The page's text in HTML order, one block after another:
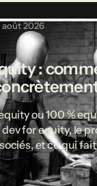
août 2026
:
ou 100 %
for equity, le
et ce qui